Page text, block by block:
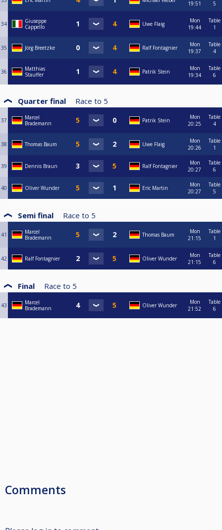
19:51
5
34
Giuseppe
Cappello
Uwe Flaig
Mon
19:44
Table
1
35 Jörg Breetzke Ralf Fontagnier
Mon
19:37
Table
4
36
Matthias
Stauffer
Patrik Stein
Mon
19:34
Table
6
Quarter final Race to 5
37
Marcel
Brademann
Patrik Stein
Mon
20:25
Table
4
38 Thomas Baum Uwe Flaig
Mon
20:26
Table
1
39 Dennis Braun Ralf Fontagnier
Mon
20:27
Table
6
40 Oliver Wunder Eric Martin
Mon
20:27
Table
5
Semi final Race to 5
41
Marcel
Brademann
Thomas Baum
Mon
21:15
Table
1
42 Ralf Fontagnier Oliver Wunder
Mon
21:15
Table
6
Final Race to 5
43
Marcel
Brademann
Oliver Wunder
Mon
21:52
Table
6
Comments